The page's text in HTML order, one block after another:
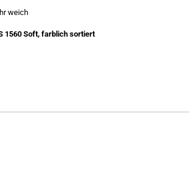
weich
1560 Soft, farblich sortiert